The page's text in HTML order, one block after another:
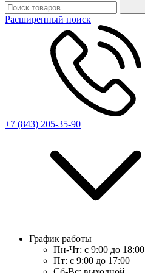
Расширенный поиск
+7 (843) 205-35-90
График работы
Пн-Чт: с 9:00 до 18:00
Пт: с 9:00 до 17:00